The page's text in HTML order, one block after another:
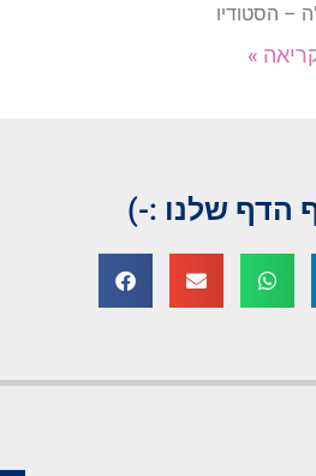
– הסטודיו
»
הדף שלנו :-)